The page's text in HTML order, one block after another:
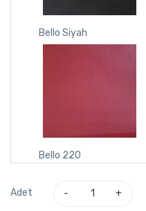
Bello Siyah
Bello 220
Adet